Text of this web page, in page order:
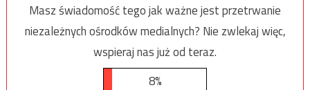
Masz świadomość tego jak ważne jest przetrwanie
niezależnych ośrodków medialnych? Nie zwlekaj więc,
wspieraj nas już od teraz.
8%